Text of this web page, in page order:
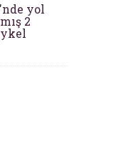
yol
2